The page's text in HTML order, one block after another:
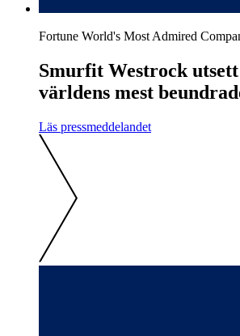
Fortune World's Most Admired
Smurfit Westrock
världens mest
Läs pressmeddelandet